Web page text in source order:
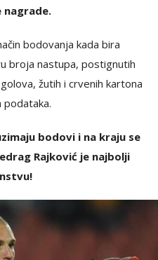
nagrade.
bodovanja kada bira
broja nastupa, postignutih
žutih i crvenih kartona
podataka.
bodovi i na kraju se
Rajković je najbolji